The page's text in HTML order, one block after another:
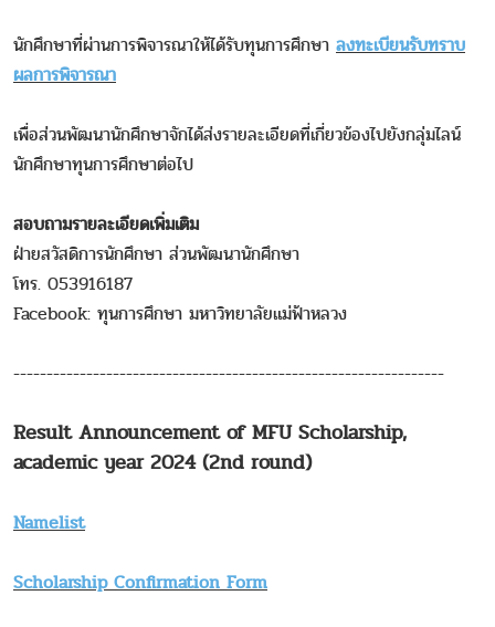
นักศึกษาที่ผ่านการพิจารณาให้ได้รับทุนการศึกษา ลงทะเบียนรับทราบ
ผลการพิจารณา
เพื่อส่วนพัฒนานักศึกษาจักได้ส่งรายละเอียดที่เกี่ยวข้องไปยังกลุ่มไลน์
นักศึกษาทุนการศึกษาต่อไป
สอบถามรายละเอียดเพิ่มเติม
ฝ่ายสวัสดิการนักศึกษา ส่วนพัฒนานักศึกษา
โทร. 053916187
Facebook: ทุนการศึกษา มหาวิทยาลัยแม่ฟ้าหลวง
-----------------------------------------------------------------
Result Announcement of MFU Scholarship,
academic year 2024 (2nd round)
Namelist
Scholarship Confirmation Form